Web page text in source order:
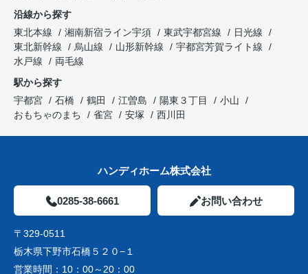
沿線から探す
東北本線
湘南新宿ライン宇須 東武宇都宮線
日光線
東北新幹線
烏山線 山形新幹線
宇都宮芳賀ライト線
水戸線
両毛線
駅から探す
宇都宮
石橋 鶴田 江曽島 陽東３丁目
小山
おもちゃのまち
雀宮 安塚 西川田
ハンディホーム株式会社
0285-38-6661 お問い合わせ
〒329-0511
栃木県下野市石橋５２０−１
営業時間： 10：00～20：00